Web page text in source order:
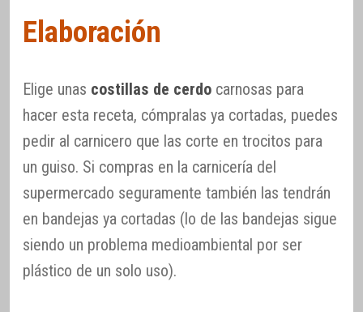
Elaboración
Elige unas costillas de cerdo carnosas para
hacer esta receta, cómpralas ya cortadas, puedes
pedir al carnicero que las corte en trocitos para
un guiso. Si compras en la carnicería del
supermercado seguramente también las tendrán
en bandejas ya cortadas (lo de las bandejas sigue
siendo un problema medioambiental por ser
plástico de un solo uso).